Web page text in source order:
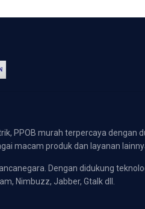
PPOB murah terpercaya dengan
macam produk dan layanan
Dengan didukung
Nimbuzz, Jabber, Gtalk dll.